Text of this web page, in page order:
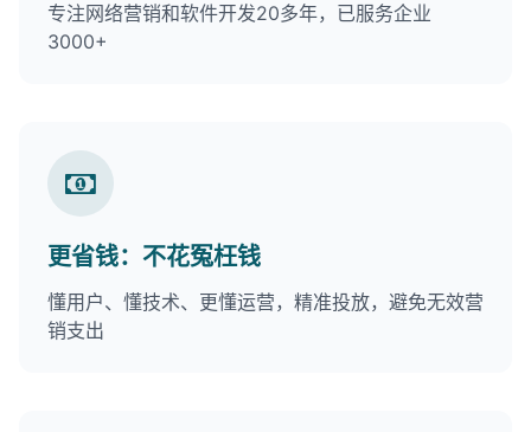
专注网络营销和软件开发20多年，已服务企业
3000+
更省钱：不花冤枉钱
懂用户、懂技术、更懂运营，精准投放，避免无效营
销支出